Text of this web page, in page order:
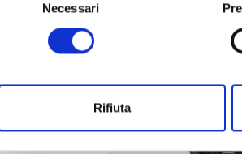
Necessari
Rifiuta